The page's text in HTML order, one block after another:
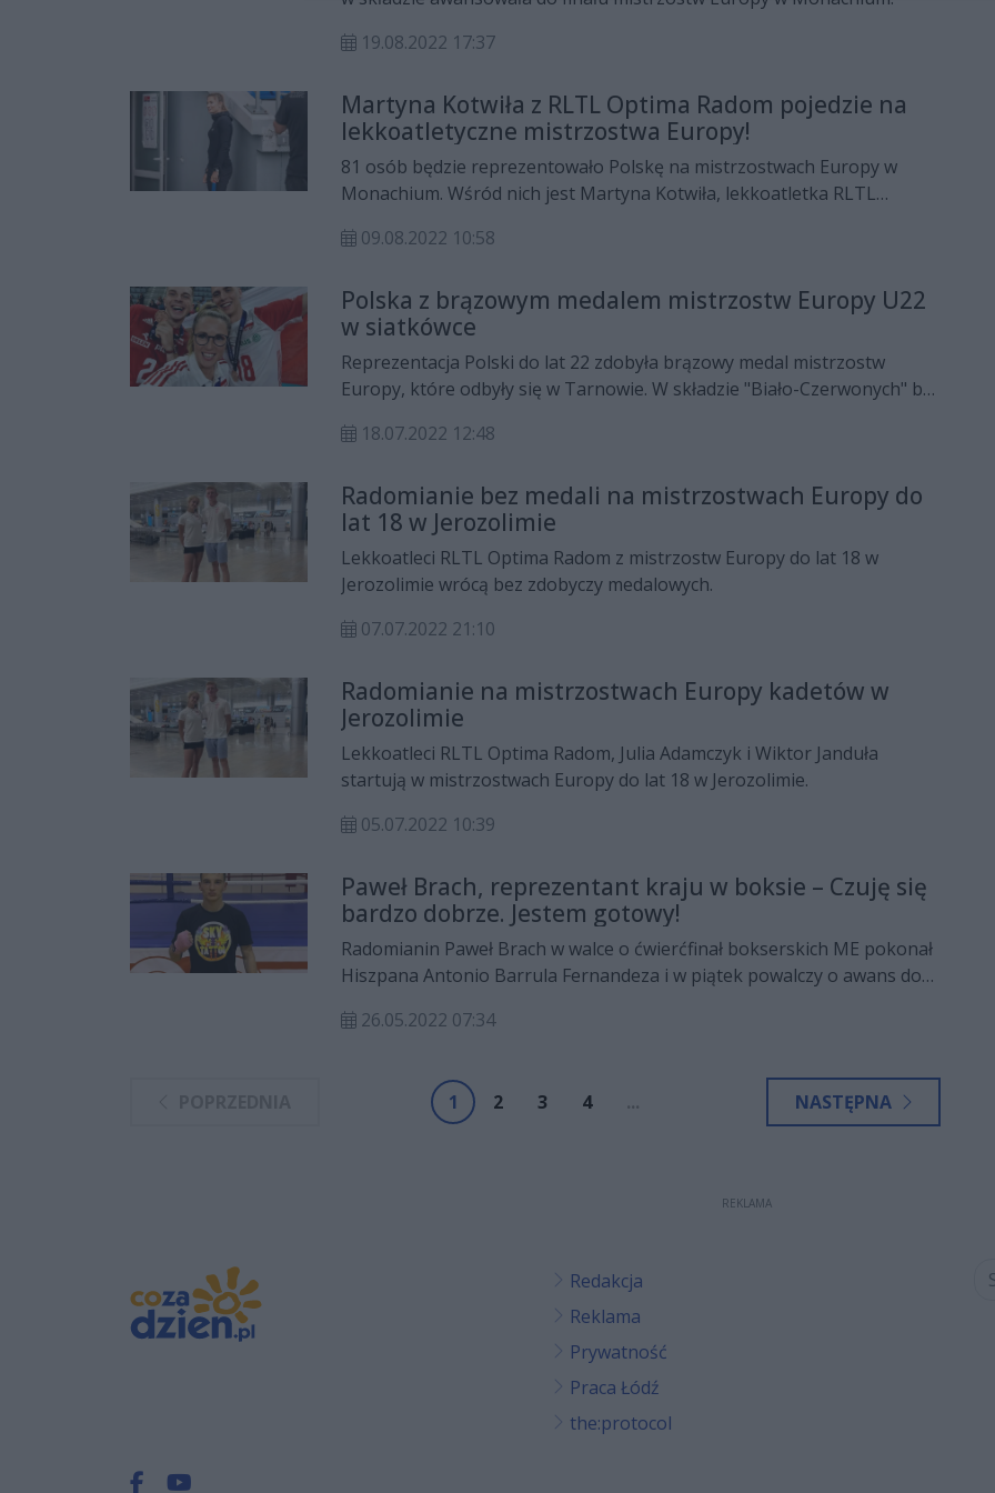
19.08.2022 17:37
Martyna Kotwiła z RLTL Optima Radom pojedzie na
lekkoatletyczne mistrzostwa Europy!
81 osób będzie reprezentowało Polskę na mistrzostwach Europy w
Monachium. Wśród nich jest Martyna Kotwiła, lekkoatletka RLTL
09.08.2022 10:58
Polska z brązowym medalem mistrzostw Europy U22
w siatkówce
Reprezentacja Polski do lat 22 zdobyła brązowy medal mistrzostw
Europy, które odbyły się w Tarnowie. W składzie "Biało-Czerwonych" byli
18.07.2022 12:48
Radomianie bez medali na mistrzostwach Europy do
lat 18 w Jerozolimie
Lekkoatleci RLTL Optima Radom z mistrzostw Europy do lat 18 w
Jerozolimie wrócą bez zdobyczy medalowych.
07.07.2022 21:10
Radomianie na mistrzostwach Europy kadetów w
Jerozolimie
Lekkoatleci RLTL Optima Radom, Julia Adamczyk i Wiktor Janduła
startują w mistrzostwach Europy do lat 18 w Jerozolimie.
05.07.2022 10:39
Paweł Brach, reprezentant kraju w boksie – Czuję się
bardzo dobrze. Jestem gotowy!
Radomianin Paweł Brach w walce o ćwierćfinał bokserskich ME pokonał
Hiszpana Antonio Barrula Fernandeza i w piątek powalczy o awans do
26.05.2022 07:34
1 2 3 4 ... NASTĘPNA
REKLAMA
Redakcja
Reklama
Prywatność
Praca Łódź
the:protocol